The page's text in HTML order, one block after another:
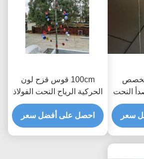
النحت
سعر
100cm قوس قزح لون
الحركية الرياح النحت الفولاذ
المقاوم للصدأ رسمت
الانتهاء
احصل على أفضل سعر